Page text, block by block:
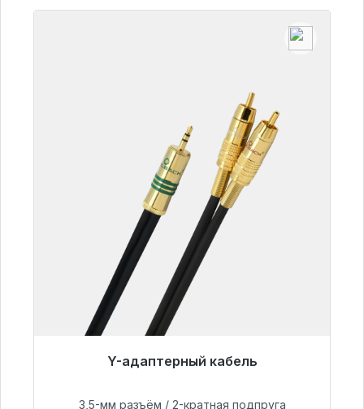
Y-адаптерный кабель
Готовы к немедленной отправке, срок
3,5-мм разъём / 2-кратная подпруга